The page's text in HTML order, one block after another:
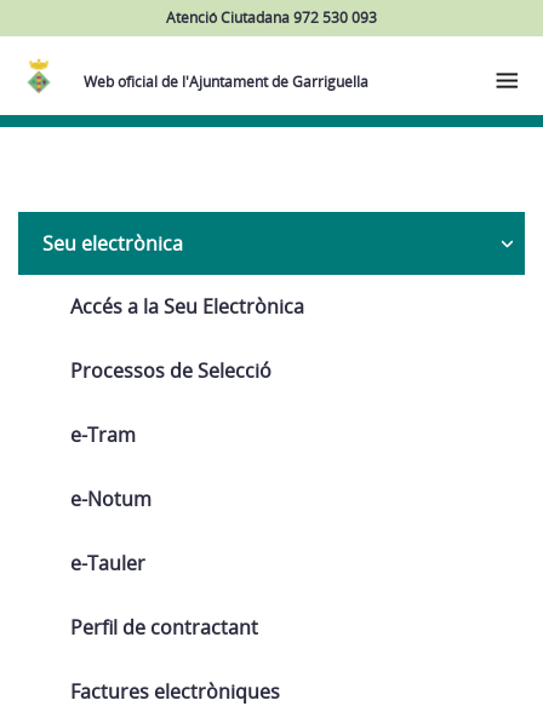
Atenció Ciutadana 972 530 093
Web oficial de l'Ajuntament de Garriguella
Navega
Seu electrònica
Accés a la Seu Electrònica
Processos de Selecció
e-Tram
e-Notum
e-Tauler
Perfil de contractant
Factures electròniques